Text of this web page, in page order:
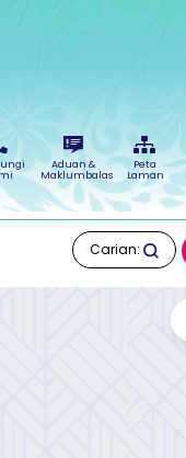
Aduan &
Maklumbalas
Peta
Laman
Carian: